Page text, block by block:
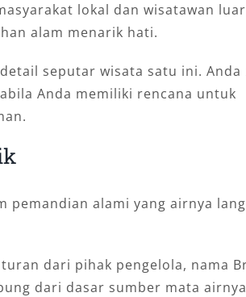
lokal dan wisatawan luar
alam menarik hati.
seputar wisata satu ini. Anda
Anda memiliki rencana untuk
pemandian alami yang airnya
dari pihak pengelola, nama
dari dasar sumber mata